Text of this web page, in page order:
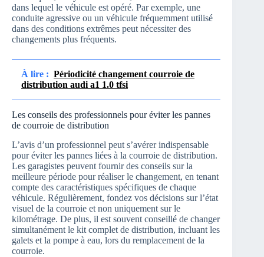
dans lequel le véhicule est opéré. Par exemple, une
conduite agressive ou un véhicule fréquemment utilisé
dans des conditions extrêmes peut nécessiter des
changements plus fréquents.
À lire : Périodicité changement courroie de
distribution audi a1 1.0 tfsi
Les conseils des professionnels pour éviter les pannes
de courroie de distribution
L’avis d’un professionnel peut s’avérer indispensable
pour éviter les pannes liées à la courroie de distribution.
Les garagistes peuvent fournir des conseils sur la
meilleure période pour réaliser le changement, en tenant
compte des caractéristiques spécifiques de chaque
véhicule. Régulièrement, fondez vos décisions sur l’état
visuel de la courroie et non uniquement sur le
kilométrage. De plus, il est souvent conseillé de changer
simultanément le kit complet de distribution, incluant les
galets et la pompe à eau, lors du remplacement de la
courroie.